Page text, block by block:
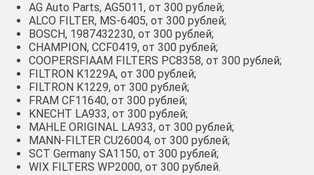
AG Auto Parts, AG5011, от 300 рублей;
ALCO FILTER, MS-6405, от 300 рублей;
BOSCH, 1987432230, от 300 рублей;
CHAMPION, CCF0419, от 300 рублей;
COOPERSFIAAM FILTERS PC8358, от 300 рублей;
FILTRON K1229A, от 300 рублей;
FILTRON K1229, от 300 рублей;
FRAM CF11640, от 300 рублей;
KNECHT LA933, от 300 рублей;
MAHLE ORIGINAL LA933, от 300 рублей;
MANN-FILTER CU26004, от 300 рублей;
SCT Germany SA1150, от 300 рублей;
WIX FILTERS WP2000, от 300 рублей.